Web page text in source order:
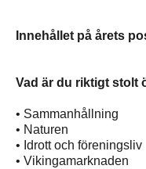
Innehållet på årets
Vad är du riktigt stolt
• Sammanhållning
• Naturen
• Idrott och föreningsliv
• Vikingamarknaden